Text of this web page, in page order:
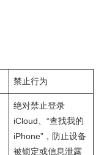
禁止行为​
绝对禁止登录
iCloud、“查找我的
iPhone”，防止设备
被锁定或信息泄露​